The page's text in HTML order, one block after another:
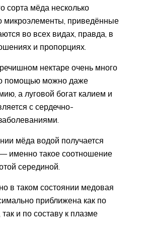
сорта мёда несколько
микроэлементы, приведённые
во всех видах, правда, в
и пропорциях.
нектаре очень много
помощью можно даже
а луговой богат калием и
с сердечно-
мёда водой получается
именно такое соотношение
серединой.
в таком состоянии медовая
приближена как по
так и по составу к плазме